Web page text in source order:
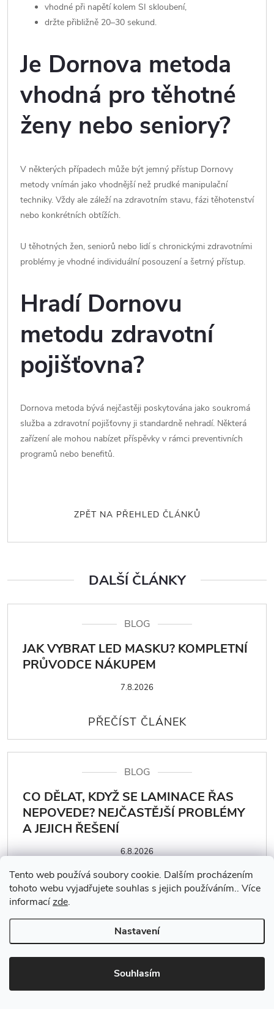
Tento web používá soubory cookie. Dalším procházením
tohoto webu vyjadřujete souhlas s jejich používáním.. Více
informacízde.
Nastavení
Souhlasím
vhodné při napětí kolem SI skloubení,
držte přibližně 20–30 sekund.
Je Dornova metoda
vhodná pro těhotné
ženy nebo seniory?
V některých případech může být jemný přístup Dornovy
metody vnímán jako vhodnější než prudké manipulační
techniky. Vždy ale záleží na zdravotním stavu, fázi těhotenství
nebo konkrétních obtížích.
U těhotných žen, seniorů nebo lidí s chronickými zdravotními
problémy je vhodné individuální posouzení a šetrný přístup.
Hradí Dornovu
metodu zdravotní
pojišťovna?
Dornova metoda bývá nejčastěji poskytována jako soukromá
služba a zdravotní pojišťovny ji standardně nehradí. Některá
zařízení ale mohou nabízet příspěvky v rámci preventivních
programů nebo benefitů.
ZPĚT NA PŘEHLED ČLÁNKŮ
DALŠÍ ČLÁNKY
BLOG
JAK VYBRAT LED MASKU? KOMPLETNÍ
PRŮVODCE NÁKUPEM
7.8.2026
BLOG
CO DĚLAT, KDYŽ SE LAMINACE ŘAS
NEPOVEDE? NEJČASTĚJŠÍ PROBLÉMY
A JEJICH ŘEŠENÍ
6.8.2026
BLOG
JAK DLOUHO TRVÁ LAMINACE ŘAS?
PRŮBĚH PROCEDURY KROK ZA
KROKEM